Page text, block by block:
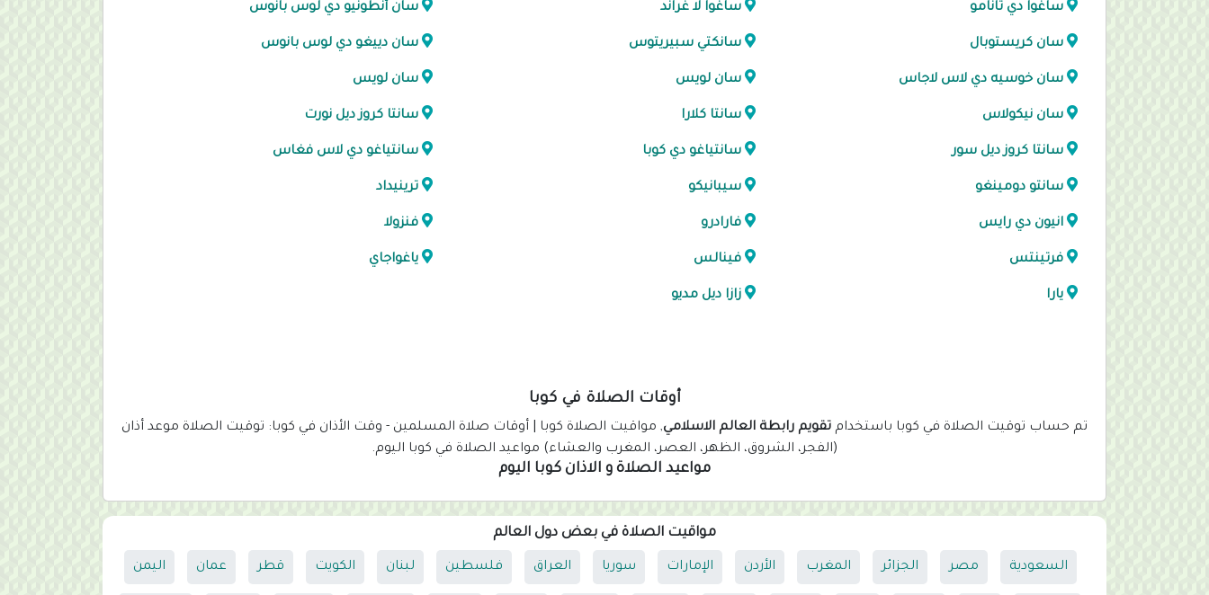
ساغوا دي تانامو ساغوا لا غراند سان أنطونيو دي لوس بانوس
سان كريستوبال سانكتي سبيريتوس سان دييغو دي لوس بانوس
سان خوسيه دي لاس لاجاس سان لويس سان لويس
سان نيكولاس سانتا كلارا سانتا كروز ديل نورت
سانتا كروز ديل سور سانتياغو دي كوبا سانتياغو دي لاس فغاس
سانتو دومينغو سيبانيكو ترينيداد
انيون دي رايس فارادرو فنزولا
فرتينتس فينالس ياغواجاي
يارا زازا ديل مديو
أوقات الصلاة في كوبا
تم حساب توقيت الصلاة في كوبا باستخدام تقويم رابطة العالم الاسلامي, مواقيت الصلاة كوبا | أوقات صلاة المسلمين - وقت الأذان في كوبا: توقيت الصلاة موعد أذان
(الفجر، الشروق، الظهر، العصر، المغرب والعشاء) مواعيد الصلاة في كوبا اليوم.
مواعيد الصلاة و الاذان كوبا اليوم
مواقيت الصلاة في بعض دول العالم
السعودية مصر الجزائر المغرب الأردن الإمارات سوريا العراق فلسطين لبنان الكويت قطر عمان اليمن